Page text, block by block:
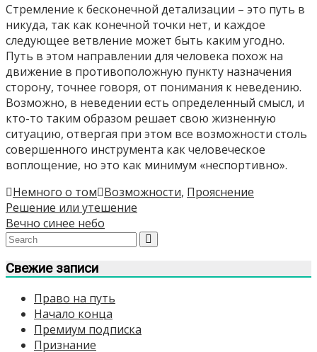
Стремление к бесконечной детализации – это путь в
никуда, так как конечной точки нет, и каждое
следующее ветвление может быть каким угодно.
Путь в этом направлении для человека похож на
движение в противоположную пункту назначения
сторону, точнее говоря, от понимания к неведению.
Возможно, в неведении есть определенный смысл, и
кто-то таким образом решает свою жизненную
ситуацию, отвергая при этом все возможности столь
совершенного инструмента как человеческое
воплощение, но это как минимум «неспортивно».
Немного о том Возможности, Прояснение
Навигация
по
записям
Решение или утешение
Вечно синее небо
Свежие записи
Право на путь
Начало конца
Премиум подписка
Признание